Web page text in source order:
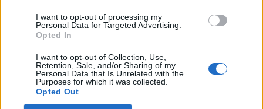
I want to opt-out of processing my
Personal Data for Targeted Advertising.
Opted In
I want to opt-out of Collection, Use,
Retention, Sale, and/or Sharing of my
Personal Data that Is Unrelated with the
Purposes for which it was collected.
Opted Out